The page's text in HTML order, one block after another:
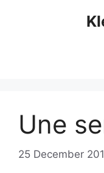
Une
25 December